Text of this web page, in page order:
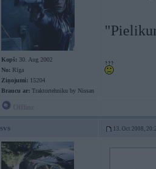
Kopš: 30. Aug 2002
No: Rīga
Ziņojumi: 15204
Braucu ar: Traktortehniku by Nissan
svs 13. Oct 2008,